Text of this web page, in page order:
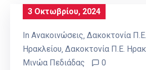
3 Οκτωβρίου, 2024
In Ανακοινώσεις Δακοκτονία Π.Ε.
Ηρακλείου Δακοκτονία Π.Ε.
Μινώα Πεδιάδας
0